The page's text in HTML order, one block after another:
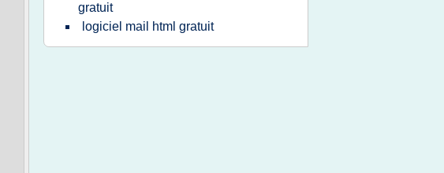
gratuit
logiciel mail html gratuit